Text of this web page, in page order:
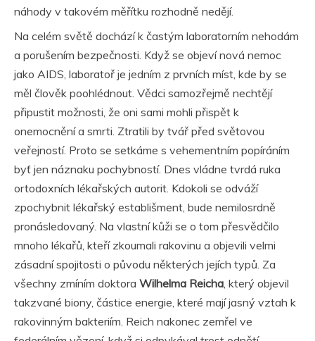
náhody v takovém měřítku rozhodně nedějí.
Na celém světě dochází k častým laboratorním nehodám
a porušením bezpečnosti. Když se objeví nová nemoc
jako AIDS, laboratoř je jedním z prvních míst, kde by se
měl člověk poohlédnout. Vědci samozřejmě nechtějí
připustit možnosti, že oni sami mohli přispět k
onemocnění a smrti. Ztratili by tvář před světovou
veřejností. Proto se setkáme s vehementním popíráním
byť jen náznaku pochybností. Dnes vládne tvrdá ruka
ortodoxních lékařských autorit. Kdokoli se odváží
zpochybnit lékařský establišment, bude nemilosrdně
pronásledovaný. Na vlastní kůži se o tom přesvědčilo
mnoho lékařů, kteří zkoumali rakovinu a objevili velmi
zásadní spojitosti o původu některých jejích typů. Za
všechny zmíním doktora Wilhelma Reicha , který objevil
takzvané biony, částice energie, které mají jasný vztah k
rakovinným bakteriím. Reich nakonec zemřel ve